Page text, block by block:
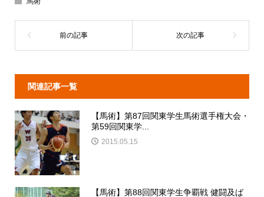
関連記事一覧
【馬術】第87回関東学生馬術選手権大会・
第59回関東学...
2015.05.15
【馬術】第88回関東学生争覇戦 健闘及ば